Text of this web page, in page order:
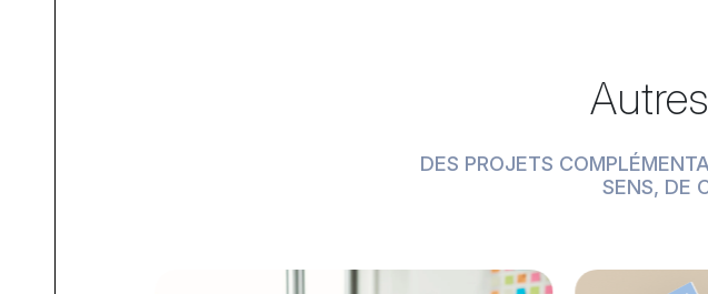
Autres
DES PROJETS
SENS, DE